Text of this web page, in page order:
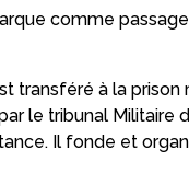
comme
transféré à la prison
le tribunal Militaire
Il fonde et